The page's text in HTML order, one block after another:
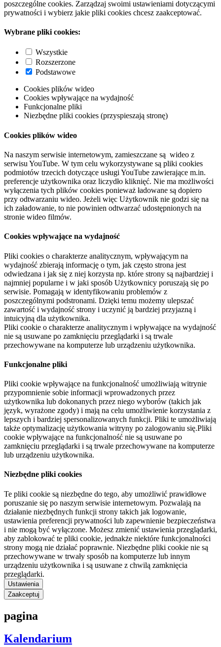
poszczególne cookies. Zarządzaj swoimi ustawieniami dotyczącymi
prywatności i wybierz jakie pliki cookies chcesz zaakceptować.
Wybrane pliki cookies:
Wszystkie
Rozszerzone
Podstawowe
Cookies plików wideo
Cookies wpływające na wydajność
Funkcjonalne pliki
Niezbędne pliki cookies (przyspieszają stronę)
Cookies plików wideo
Na naszym serwisie internetowym, zamieszczane są wideo z
serwisu YouTube. W tym celu wykorzystywane są pliki cookies
podmiotów trzecich dotyczące usługi YouTube zawierające m.in.
preferencje użytkownika oraz liczydło kliknięć. Nie ma możliwości
wyłączenia tych plików cookies ponieważ ładowane są dopiero
przy odtwarzaniu wideo. Jeżeli więc Użytkownik nie godzi się na
ich załadowanie, to nie powinien odtwarzać udostępnionych na
stronie wideo filmów.
Cookies wpływające na wydajność
Pliki cookies o charakterze analitycznym, wpływającym na
wydajność zbierają informację o tym, jak często strona jest
odwiedzana i jak się z niej korzysta np. które strony są najbardziej i
najmniej popularne i w jaki sposób Użytkownicy poruszają się po
serwisie. Pomagają w identyfikowaniu problemów z
poszczególnymi podstronami. Dzięki temu możemy ulepszać
zawartość i wydajność strony i uczynić ją bardziej przyjazną i
intuicyjną dla użytkownika.
Pliki cookie o charakterze analitycznym i wpływające na wydajność
nie są usuwane po zamknięciu przeglądarki i są trwale
przechowywane na komputerze lub urządzeniu użytkownika.
Funkcjonalne pliki
Pliki cookie wpływające na funkcjonalność umożliwiają witrynie
przypomnienie sobie informacji wprowadzonych przez
użytkownika lub dokonanych przez niego wyborów (takich jak
język, wyrażone zgody) i mają na celu umożliwienie korzystania z
lepszych i bardziej spersonalizowanych funkcji. Pliki te umożliwiają
także optymalizację użytkowania witryny po zalogowaniu się.Pliki
cookie wpływające na funkcjonalność nie są usuwane po
zamknięciu przeglądarki i są trwale przechowywane na komputerze
lub urządzeniu użytkownika.
Niezbędne pliki cookies
Te pliki cookie są niezbędne do tego, aby umożliwić prawidłowe
poruszanie się po naszym serwisie internetowym. Pozwalają na
działanie niezbędnych funkcji strony takich jak logowanie,
ustawienia preferencji prywatności lub zapewnienie bezpieczeństwa
i nie mogą być wyłączone. Możesz zmienić ustawienia przeglądarki,
aby zablokować te pliki cookie, jednakże niektóre funkcjonalności
strony mogą nie działać poprawnie. Niezbędne pliki cookie nie są
przechowywane w trwały sposób na komputerze lub innym
urządzeniu użytkownika i są usuwane z chwilą zamknięcia
przeglądarki.
Ustawienia
Zaakceptuj
pagina
Kalendarium